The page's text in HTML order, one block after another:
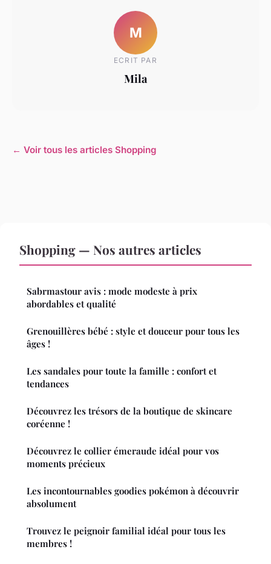
M
ECRIT PAR
Mila
← Voir tous les articles Shopping
Shopping — Nos autres articles
Sabrmastour avis : mode modeste à prix
abordables et qualité
Grenouillères bébé : style et douceur pour tous les
âges !
Les sandales pour toute la famille : confort et
tendances
Découvrez les trésors de la boutique de skincare
coréenne !
Découvrez le collier émeraude idéal pour vos
moments précieux
Les incontournables goodies pokémon à découvrir
absolument
Trouvez le peignoir familial idéal pour tous les
membres !